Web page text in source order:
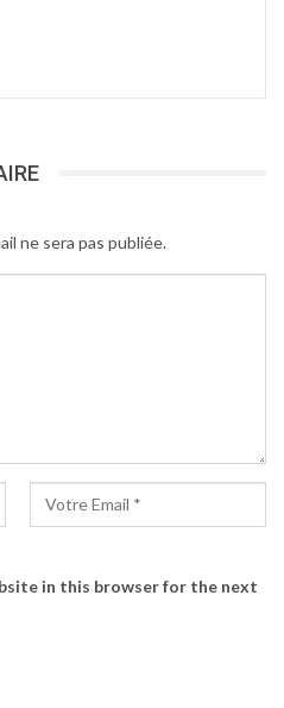
le procureur. Ce
sous mandat de
ne sera pas publiée.
in this browser for the next